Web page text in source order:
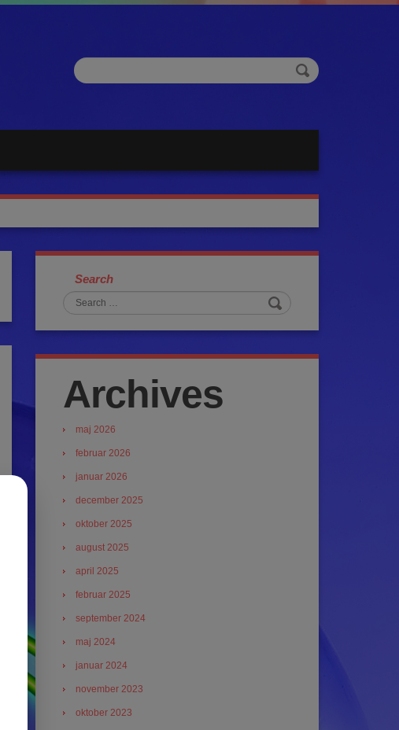
Search
Archives
maj 2026
februar 2026
januar 2026
december 2025
oktober 2025
august 2025
april 2025
februar 2025
september 2024
maj 2024
januar 2024
november 2023
oktober 2023